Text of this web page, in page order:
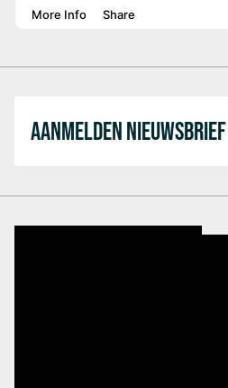
AANMELDEN NIEUWSBRIEF